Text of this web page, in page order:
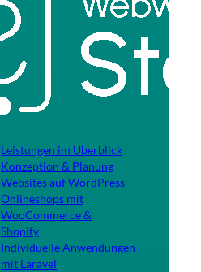
Leistungen im Überblick
Konzeption & Planung
Websites auf WordPress
Onlineshops mit
WooCommerce &
Shopify
Individuelle Anwendungen
mit Laravel